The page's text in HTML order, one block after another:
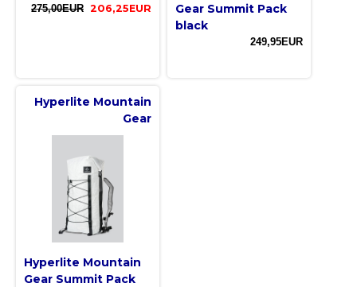
275,00EUR 206,25EUR
Gear Summit Pack
black
249,95EUR
Hyperlite Mountain
Gear
Hyperlite Mountain
Gear Summit Pack